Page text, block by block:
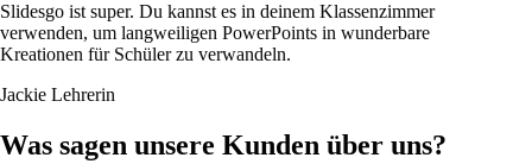
Slidesgo ist super. Du kannst es in deinem Klassenzimmer
verwenden, um langweiligen PowerPoints in wunderbare
Kreationen für Schüler zu verwandeln.
Jackie Lehrerin
Was sagen unsere Kunden über uns?